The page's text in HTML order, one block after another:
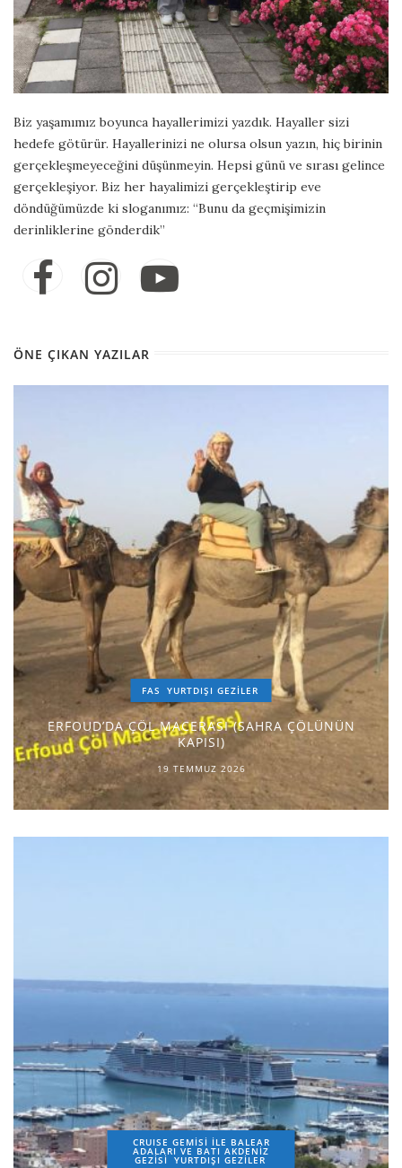
Biz yaşamımız boyunca hayallerimizi yazdık. Hayaller sizi
hedefe götürür. Hayallerinizi ne olursa olsun yazın, hiç birinin
gerçekleşmeyeceğini düşünmeyin. Hepsi günü ve sırası gelince
gerçekleşiyor. Biz her hayalimizi gerçekleştirip eve
döndüğümüzde ki sloganımız: “Bunu da geçmişimizin
derinliklerine gönderdik”
ÖNE ÇIKAN YAZILAR
FAS YURTDIŞI GEZILER
ERFOUD’DA ÇÖL MACERASI (SAHRA ÇÖLÜNÜN
KAPISI)
19 TEMMUZ 2026
CRUISE GEMİSİ İLE BALEAR
ADALARI VE BATI AKDENİZ
GEZİSİ YURTDIŞI GEZILER